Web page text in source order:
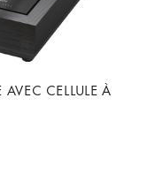
CELLULE À